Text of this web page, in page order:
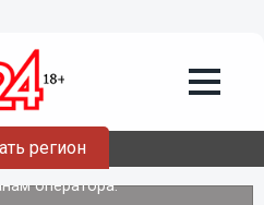
регион
стал
на AliExpress
подключиться ко всем
оператора.